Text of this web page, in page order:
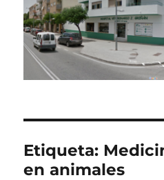
Etiqueta:
en animales